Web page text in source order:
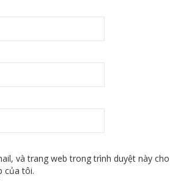
và trang web trong trình duyệt này cho
của tôi.